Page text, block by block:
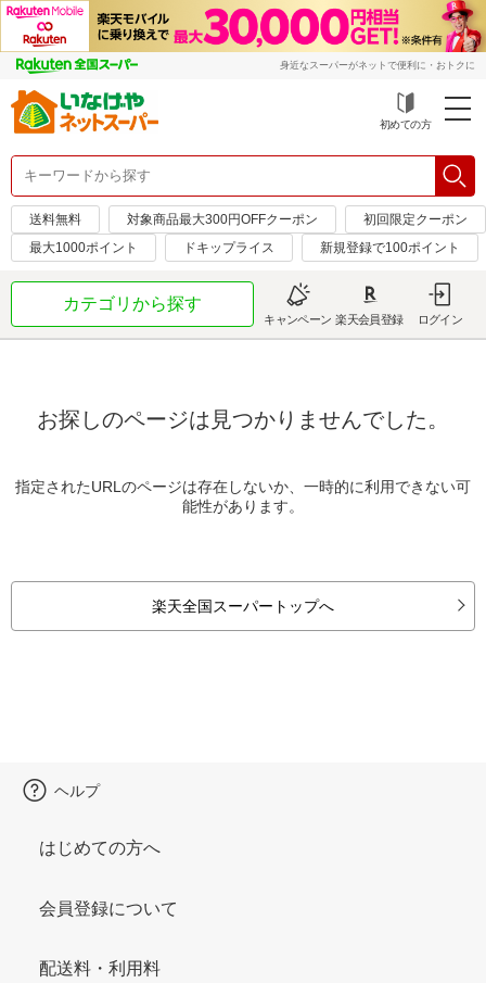
身近なスーパーがネットで便利に・おトクに
初めての方
送料無料 対象商品最大300円OFFクーポン
初回限定クーポン
最大1000ポイント
ドキップライス 新規登録で100ポイント
カテゴリから探す
キャンペーン 楽天会員登録 ログイン
お探しのページは見つかりませんでした。
指定されたURLのページは存在しないか、一時的に利用できない可
能性があります。
楽天全国スーパートップへ
ヘルプ
はじめての方へ
会員登録について
配送料・利用料